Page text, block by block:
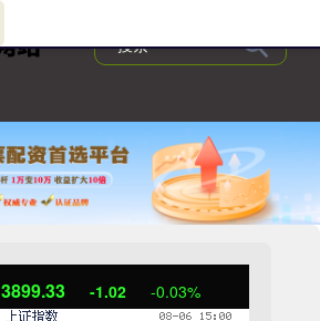
3899.33 -1.02 -0.03%